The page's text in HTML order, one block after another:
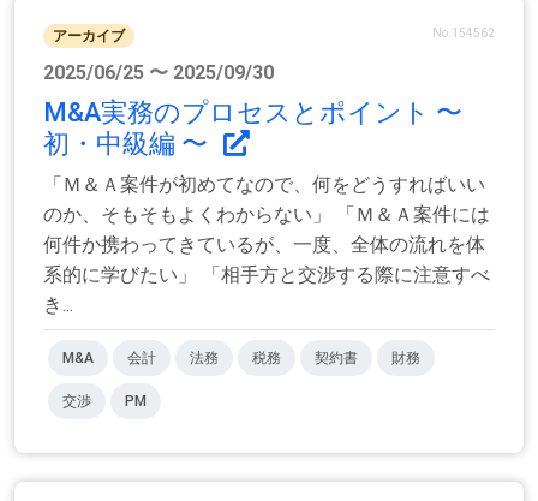
アーカイブ No.154562
2025/06/25 〜 2025/09/30
M&A実務のプロセスとポイント 〜
初・中級編 〜
「Ｍ＆Ａ案件が初めてなので、何をどうすればいい
のか、そもそもよくわからない」 「Ｍ＆Ａ案件には
何件か携わってきているが、一度、全体の流れを体
系的に学びたい」 「相手方と交渉する際に注意すべ
き...
M&A 会計 法務 税務 契約書 財務
交渉 PM